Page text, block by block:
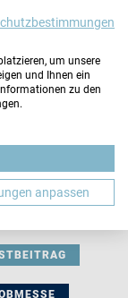
um unsere
und Ihnen ein
zu den
anpassen